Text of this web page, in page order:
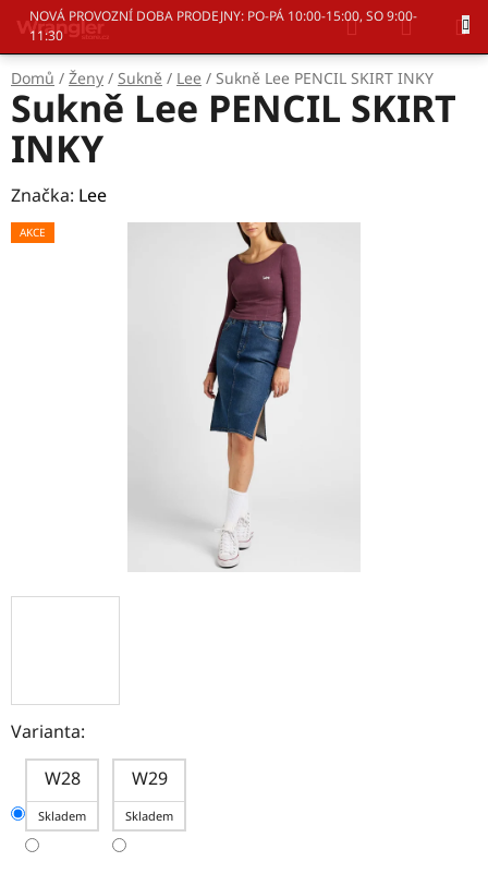
Přejít
obsah
NOVÁ PROVOZNÍ DOBA PRODEJNY: PO-PÁ 10:00-15:00, SO 9:00-
11:30
Hledat
KOŠÍK
Domů / Ženy / Sukně / Lee / Sukně Lee PENCIL SKIRT INKY
Varianta:
W28
Skladem
W29
Skladem
Sukně Lee PENCIL SKIRT
INKY
Značka: Lee
AKCE